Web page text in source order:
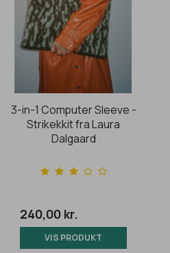
3-in-1 Computer Sleeve -
Strikekkit fra Laura
Dalgaard
240,00 kr.
VIS PRODUKT